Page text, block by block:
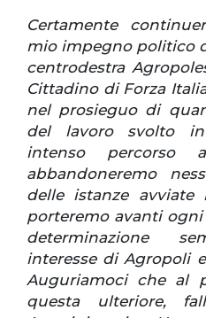
Certamente
mio impegno politico
centrodestra
Cittadino di Forza
nel prosieguo di
del lavoro svolto
intenso percorso
abbandoneremo
delle istanze avviate
porteremo avanti
determinazione
interesse di Agropoli
Auguriamoci che al
questa ulteriore,